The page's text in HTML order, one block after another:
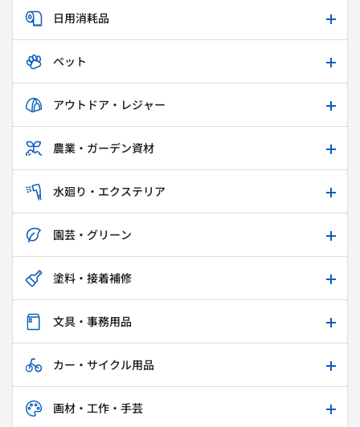
日用消耗品
ペット
アウトドア・レジャー
農業・ガーデン資材
水廻り・エクステリア
園芸・グリーン
塗料・接着補修
文具・事務用品
カー・サイクル用品
画材・工作・手芸